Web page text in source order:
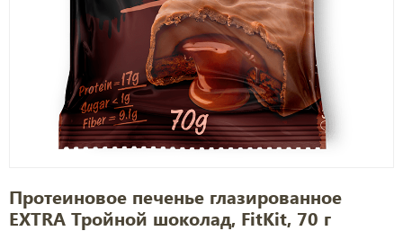
Протеиновое печенье глазированное
EXTRA Тройной шоколад, FitKit, 70 г